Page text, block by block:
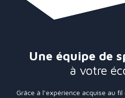
Une équipe de
à votre
Grâce à l'expérience acquise au